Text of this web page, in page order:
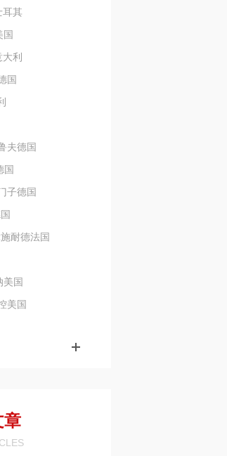
耳其
国
利
国
夫德国
国
子德国
耐德法国
美国
美国
章